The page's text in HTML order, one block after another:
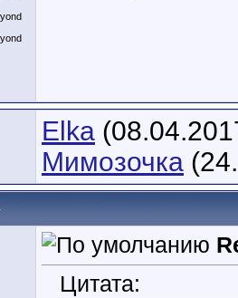
Elka
Мимозочка
Цитата: